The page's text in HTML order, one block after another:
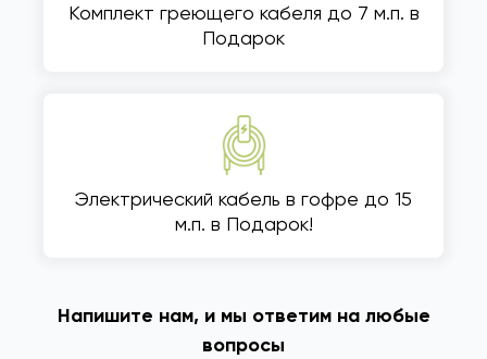
Комплект греющего кабеля до 7 м.п. в
Подарок
Электрический кабель в гофре до 15
м.п. в Подарок!
Напишите нам, и мы ответим на любые
вопросы